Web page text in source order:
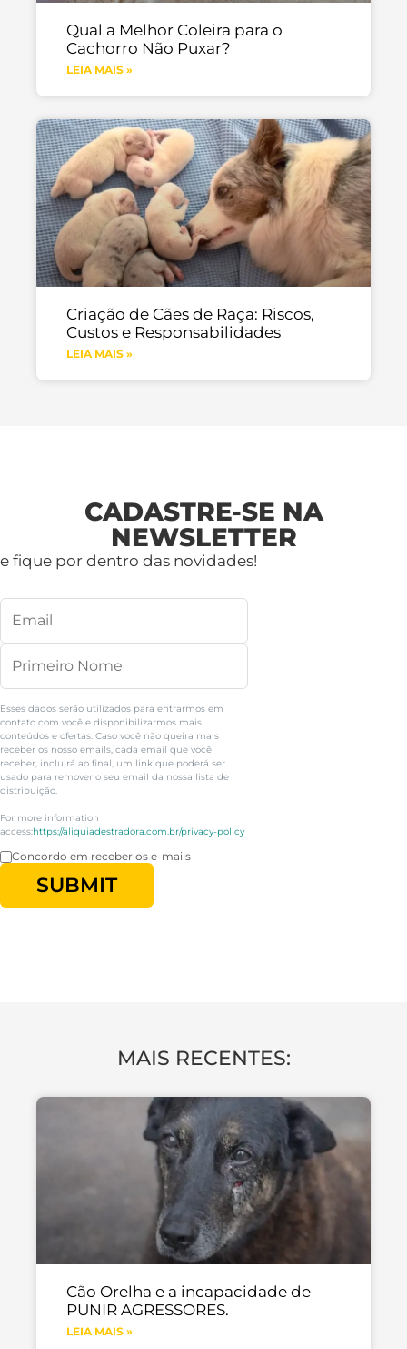
Qual a Melhor Coleira para o
Cachorro Não Puxar?
LEIA MAIS »
Criação de Cães de Raça: Riscos,
Custos e Responsabilidades
LEIA MAIS »
CADASTRE-SE NA
NEWSLETTER
e fique por dentro das novidades!
Esses dados serão utilizados para entrarmos em
contato com você e disponibilizarmos mais
conteúdos e ofertas. Caso você não queira mais
receber os nosso emails, cada email que você
receber, incluirá ao final, um link que poderá ser
usado para remover o seu email da nossa lista de
distribuição.
For more information
access:https://aliquiadestradora.com.br/privacy-policy
Concordo em receber os e-mails
SUBMIT
MAIS RECENTES:
Cão Orelha e a incapacidade de
PUNIR AGRESSORES.
LEIA MAIS »